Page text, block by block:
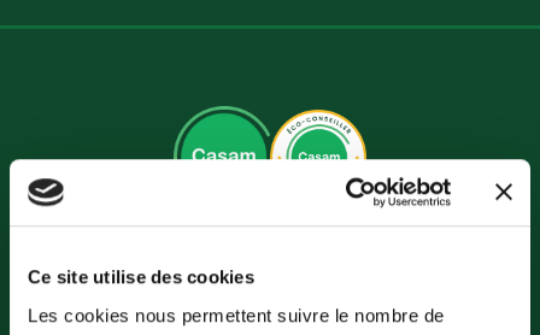
Ce site utilise des cookies
Les cookies nous permettent suivre le nombre de
du bâtiment et de l’immobilier afin de leur
permettre de conseiller leurs clients sur la